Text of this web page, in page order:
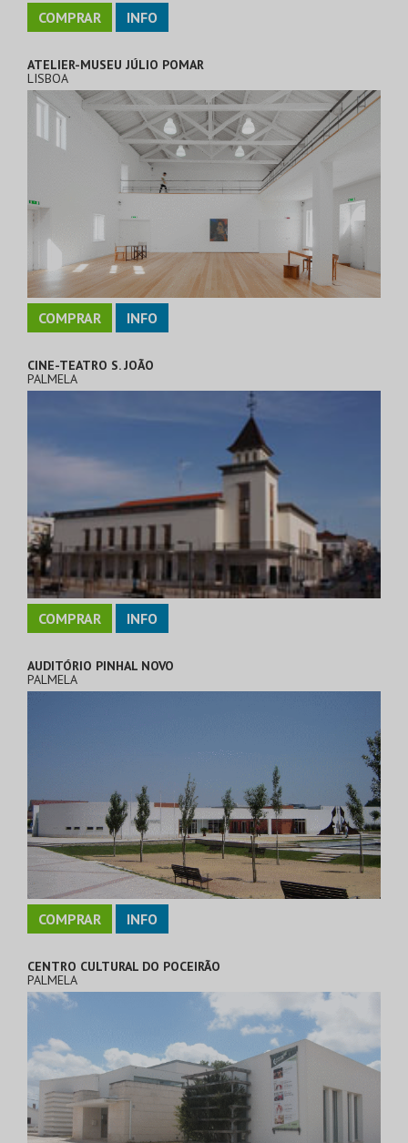
COMPRAR INFO
ATELIER-MUSEU JÚLIO POMAR
LISBOA
COMPRAR INFO
CINE-TEATRO S. JOÃO
PALMELA
COMPRAR INFO
AUDITÓRIO PINHAL NOVO
PALMELA
COMPRAR INFO
CENTRO CULTURAL DO POCEIRÃO
PALMELA